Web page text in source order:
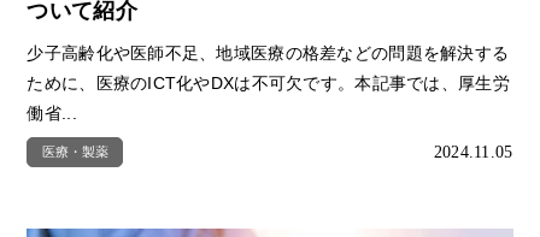
ついて紹介
少子高齢化や医師不足、地域医療の格差などの問題を解決する
ために、医療のICT化やDXは不可欠です。本記事では、厚生労
働省...
医療・製薬 2024.11.05